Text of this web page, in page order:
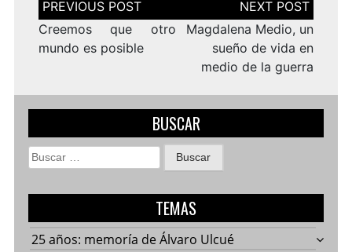
de
entradas
Creemos que otro
mundo es posible
Magdalena Medio, un
sueño de vida en
medio de la guerra
BUSCAR
Buscar:
TEMAS
25 años: memoría de Álvaro Ulcué